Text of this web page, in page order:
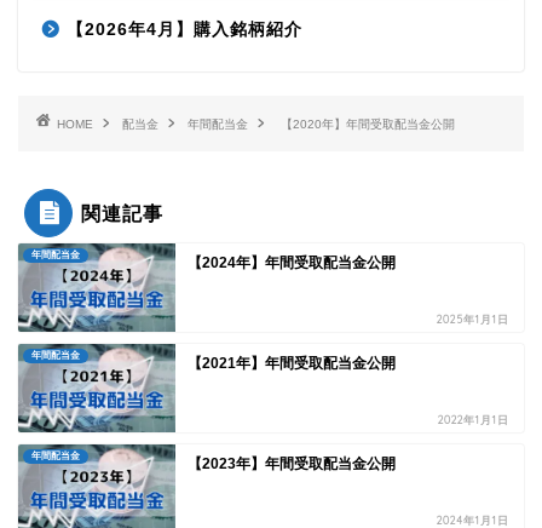
【2026年4月】購入銘柄紹介
HOME 配当金 年間配当金 【2020年】年間受取配当金公開
関連記事
年間配当金 【2024年】年間受取配当金公開
2025年1月1日
年間配当金 【2021年】年間受取配当金公開
2022年1月1日
年間配当金 【2023年】年間受取配当金公開
2024年1月1日